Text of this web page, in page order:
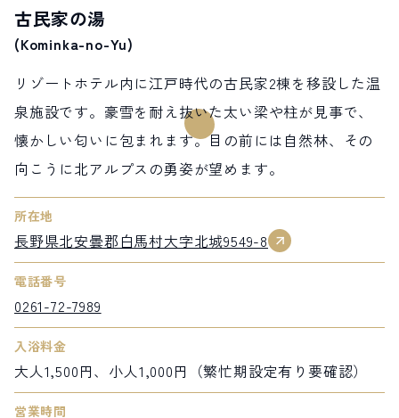
古民家の湯
(Kominka-no-Yu)
リゾートホテル内に江戸時代の古民家2棟を移設した温
泉施設です。豪雪を耐え抜いた太い梁や柱が見事で、
懐かしい匂いに包まれます。目の前には自然林、その
向こうに北アルプスの勇姿が望めます。
所在地
長野県北安曇郡白馬村大字北城9549-8
電話番号
0261-72-7989
入浴料金
大人1,500円、小人1,000円（繁忙期設定有り要確認）
営業時間